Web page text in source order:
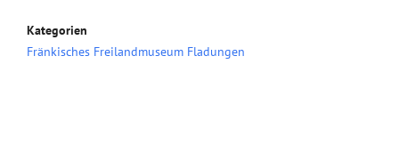
Kategorien
Fränkisches Freilandmuseum Fladungen